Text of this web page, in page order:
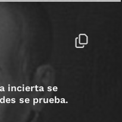
incierta se
se prueba.